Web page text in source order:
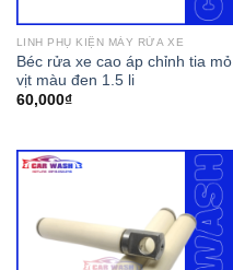
LINH PHỤ KIỆN MÁY RỬA XE
Béc rửa xe cao áp chỉnh tia mỏ
vịt màu đen 1.5 li
60,000₫